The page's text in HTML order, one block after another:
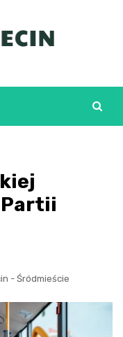
Partii
- Śródmieście